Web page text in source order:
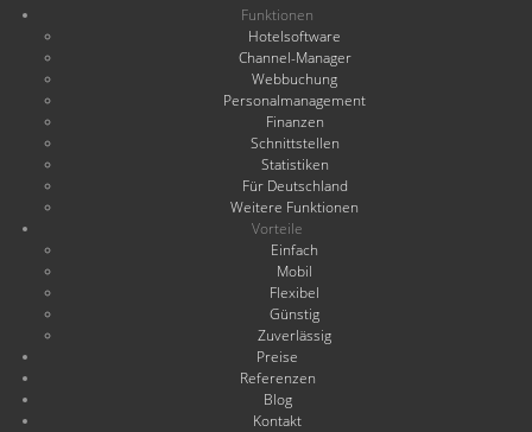
Funktionen
Hotelsoftware
Channel-Manager
Webbuchung
Personalmanagement
Finanzen
Schnittstellen
Statistiken
Für Deutschland
Weitere Funktionen
Vorteile
Einfach
Mobil
Flexibel
Günstig
Zuverlässig
Preise
Referenzen
Blog
Kontakt